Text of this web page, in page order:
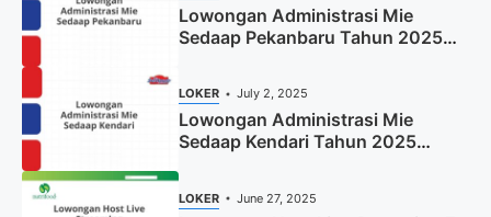
Lowongan Administrasi Mie
Sedaap Pekanbaru Tahun 2025
LOKER July 2, 2025
Lowongan Administrasi Mie
Sedaap Kendari Tahun 2025
LOKER June 27, 2025